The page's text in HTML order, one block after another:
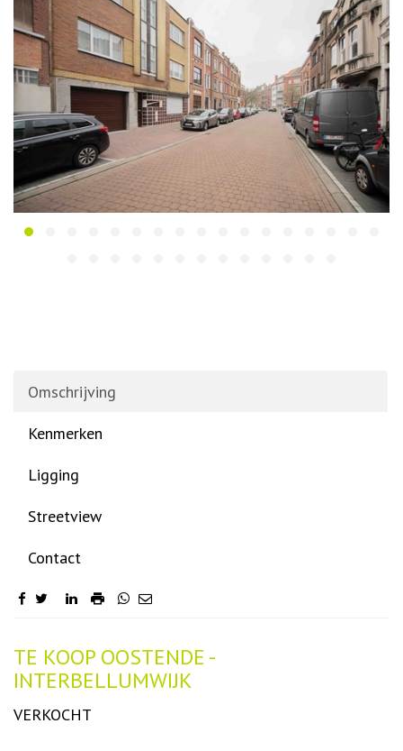
Omschrijving
Kenmerken
Ligging
Streetview
Contact
Omschrijving
TE KOOP OOSTENDE -
INTERBELLUMWIJK
VERKOCHT